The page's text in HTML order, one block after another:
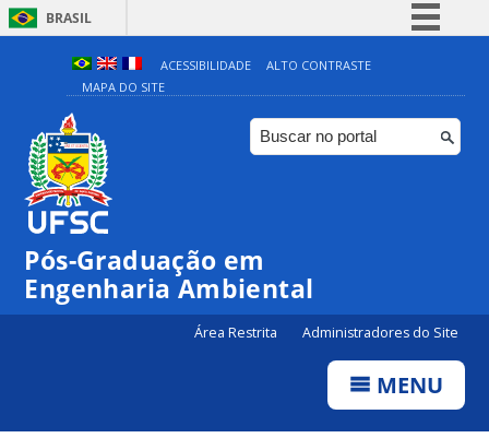
BRASIL
Simplifique!
Comunica BR
Participe
ACESSIBILIDADE
ALTO CONTRASTE
MAPA DO SITE
Pós-Graduação em
Engenharia Ambiental
Área Restrita Administradores do Site
MENU